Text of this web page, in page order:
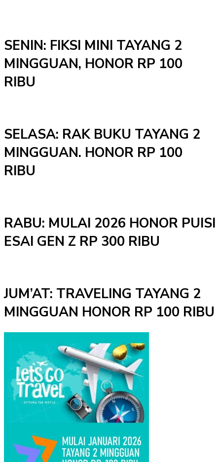
SENIN: FIKSI MINI TAYANG 2
MINGGUAN, HONOR RP 100
RIBU
SELASA: RAK BUKU TAYANG 2
MINGGUAN. HONOR RP 100
RIBU
RABU: MULAI 2026 HONOR PUISI
ESAI GEN Z RP 300 RIBU
JUM’AT: TRAVELING TAYANG 2
MINGGUAN HONOR RP 100 RIBU